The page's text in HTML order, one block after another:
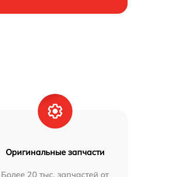
Оригинальные запчасти
Более 20 тыс. запчастей от